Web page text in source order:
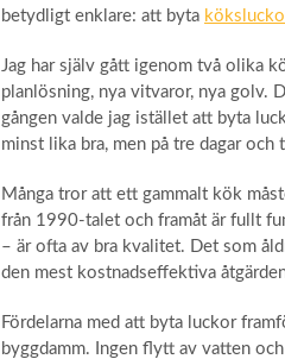
betydligt enklare: att byta
Jag har själv gått igenom två olika
planlösning, nya vitvaror, nya golv.
gången valde jag istället att byta
minst lika bra, men på tre dagar
Många tror att ett gammalt kök
från 1990-talet och framåt är fullt
– är ofta av bra kvalitet. Det som
den mest kostnadseffektiva
Fördelarna med att byta luckor
byggdamm. Ingen flytt av vatten